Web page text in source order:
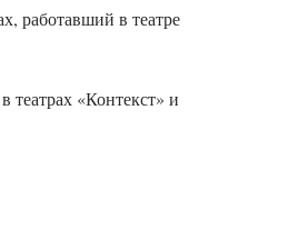
работавший в театре
театрах «Контекст» и